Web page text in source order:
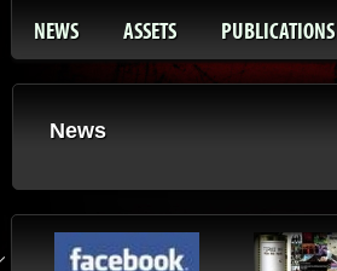
NEWS ASSETS PUBLICATIONS
News